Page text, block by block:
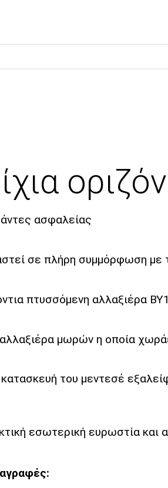
ασφαλείας
σε πλήρη συμμόρφωση
πτυσσόμενη αλλαξιέρα
μωρών η οποία
του μεντεσέ
εσωτερική ευρωστία